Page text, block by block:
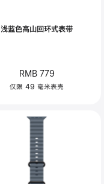
浅蓝色高山回环式表带
RMB 779
仅限 49 毫米表壳